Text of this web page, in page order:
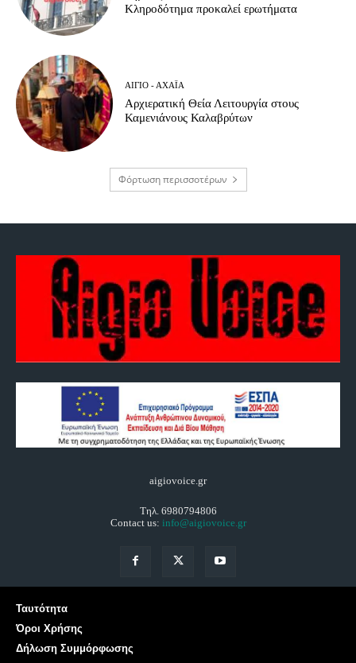
Κληροδότημα προκαλεί ερωτήματα
ΑΊΓΙΟ - ΑΧΑΪ́Α
Αρχιερατική Θεία Λειτουργία στους
Καμενιάνους Καλαβρύτων
Φόρτωση περισσοτέρων
aigiovoice.gr
Τηλ. 6980794806
Contact us: info@aigiovoice.gr
Ταυτότητα
Όροι Χρήσης
Δήλωση Συμμόρφωσης